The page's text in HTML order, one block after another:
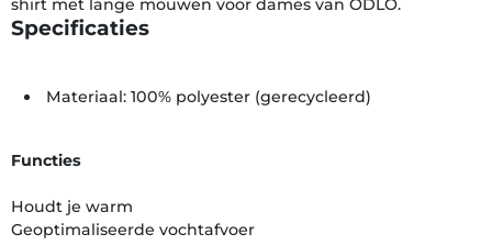
Specificaties
Materiaal: 100% polyester (gerecycleerd)
Functies
Houdt je warm
Geoptimaliseerde vochtafvoer